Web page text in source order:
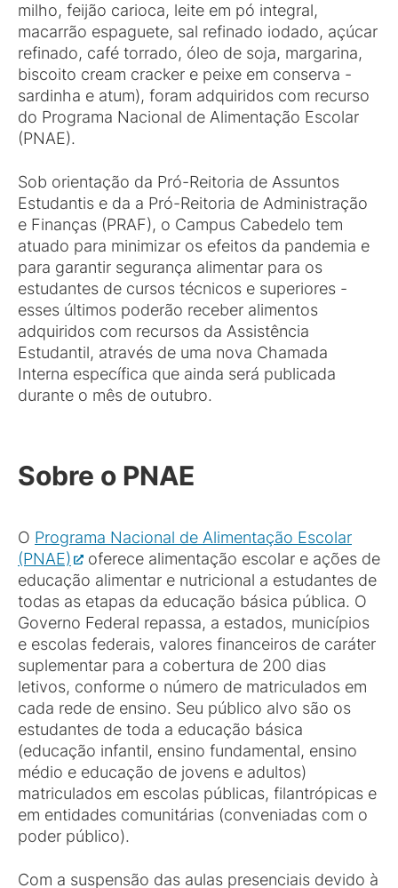
milho, feijão carioca, leite em pó integral,
macarrão espaguete, sal refinado iodado, açúcar
refinado, café torrado, óleo de soja, margarina,
biscoito cream cracker e peixe em conserva -
sardinha e atum), foram adquiridos com recurso
do Programa Nacional de Alimentação Escolar
(PNAE).
Sob orientação da Pró-Reitoria de Assuntos
Estudantis e da a Pró-Reitoria de Administração
e Finanças (PRAF), o Campus Cabedelo tem
atuado para minimizar os efeitos da pandemia e
para garantir segurança alimentar para os
estudantes de cursos técnicos e superiores -
esses últimos poderão receber alimentos
adquiridos com recursos da Assistência
Estudantil, através de uma nova Chamada
Interna específica que ainda será publicada
durante o mês de outubro.
Sobre o PNAE
O Programa Nacional de Alimentação Escolar
(PNAE)
oferece alimentação escolar e ações de
educação alimentar e nutricional a estudantes de
todas as etapas da educação básica pública. O
Governo Federal repassa, a estados, municípios
e escolas federais, valores financeiros de caráter
suplementar para a cobertura de 200 dias
letivos, conforme o número de matriculados em
cada rede de ensino. Seu público alvo são os
estudantes de toda a educação básica
(educação infantil, ensino fundamental, ensino
médio e educação de jovens e adultos)
matriculados em escolas públicas, filantrópicas e
em entidades comunitárias (conveniadas com o
poder público).
Com a suspensão das aulas presenciais devido à